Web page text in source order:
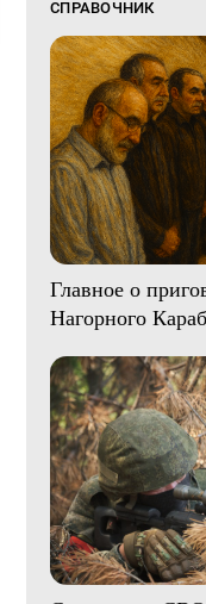
СПРАВОЧНИК
Главное о
Нагорного